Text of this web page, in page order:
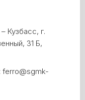
Кузбасс, г.
31 Б,